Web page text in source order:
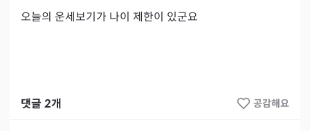
오늘의 운세보기가 나이 제한이 있군요
댓글 2개 공감해요